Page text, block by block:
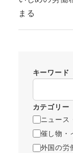
まる
キーワード
カテゴリー
ニュース
催し物・
外国の労